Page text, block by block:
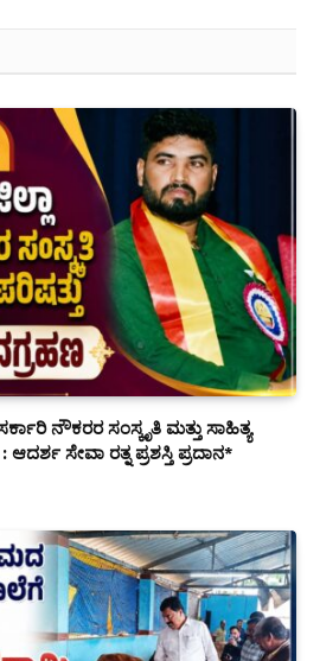
ನೌಕರರ ಸಂಸ್ಕೃತಿ ಮತ್ತು ಸಾಹಿತ್ಯ
ಸೇವಾ ರತ್ನ ಪ್ರಶಸ್ತಿ ಪ್ರದಾನ*